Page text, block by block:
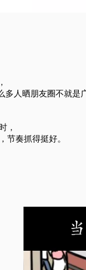
多人晒朋友圈不就是
，
节奏抓得挺好。